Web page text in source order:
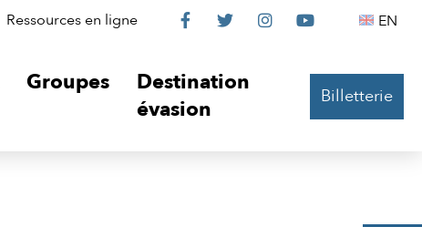
Ressources en ligne
Le
sur

Le

Le

Le
 EN
Groupes
Destination
évasion
Billetterie